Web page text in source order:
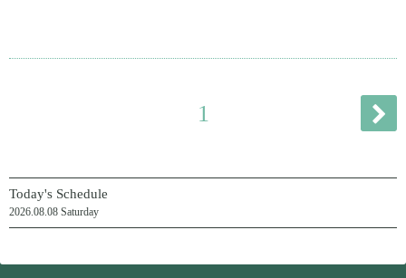
1
Today's Schedule
2026.08.08 Saturday